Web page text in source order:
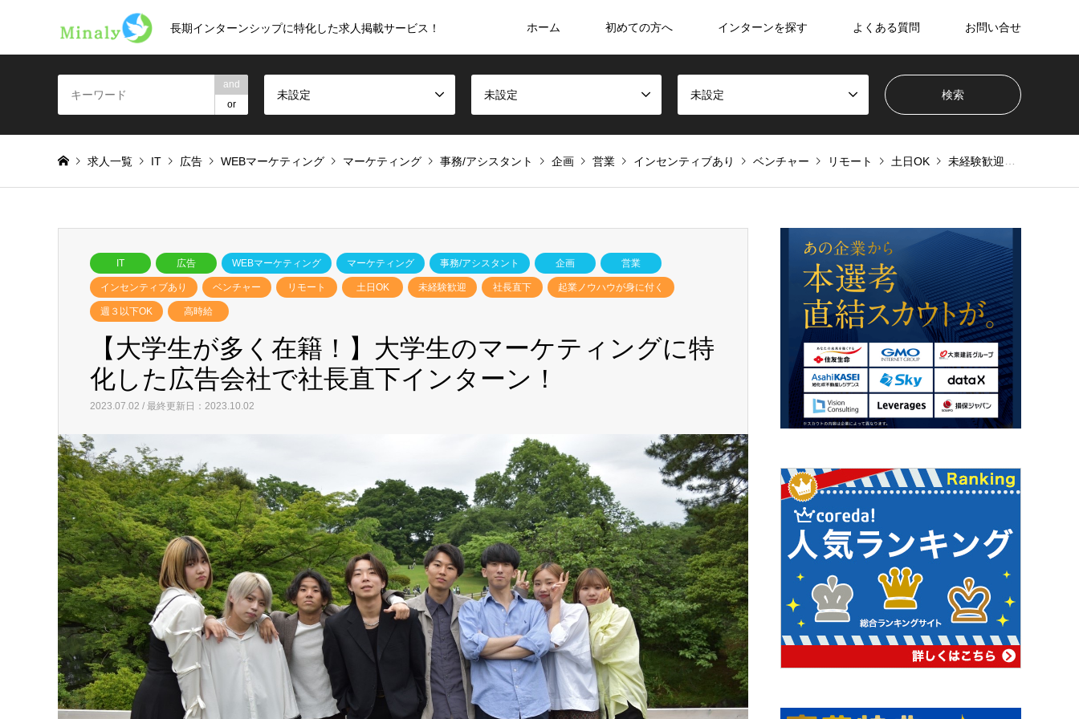
長期インターンシップに特化した求人掲載サービス！ ホーム 初めての方へ インターンを探す よくある質問 お問い合せ
and
or
未設定 未設定 未設定
求人一覧 IT 広告 WEBマーケティング マーケティング 事務/アシスタント 企画 営業 インセンティブあり ベンチャー リモート 土日OK 未経験歓迎
IT 広告 WEBマーケティング マーケティング 事務/アシスタント 企画 営業
インセンティブあり ベンチャー リモート 土日OK 未経験歓迎 社長直下 起業ノウハウが身に付く
週３以下OK 高時給
【大学生が多く在籍！】大学生のマーケティングに特
化した広告会社で社長直下インターン！
2023.07.02 / 最終更新日：2023.10.02